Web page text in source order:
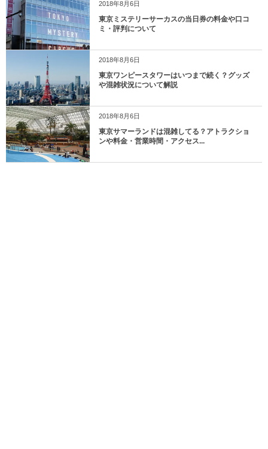
2018年8月6日
東京ミステリーサーカスの当日券の料金や口コ
ミ・評判について
2018年8月6日
東京ワンピースタワーはいつまで続く？グッズ
や混雑状況について解説
2018年8月6日
東京サマーランドは混雑してる？アトラクショ
ンや料金・営業時間・アクセス...